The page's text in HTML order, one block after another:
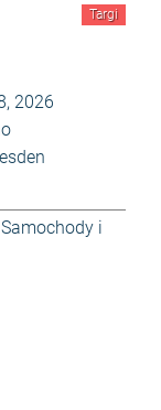
Targi
2026
Samochody i